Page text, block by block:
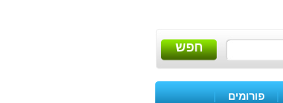
חפש
| פורומים |